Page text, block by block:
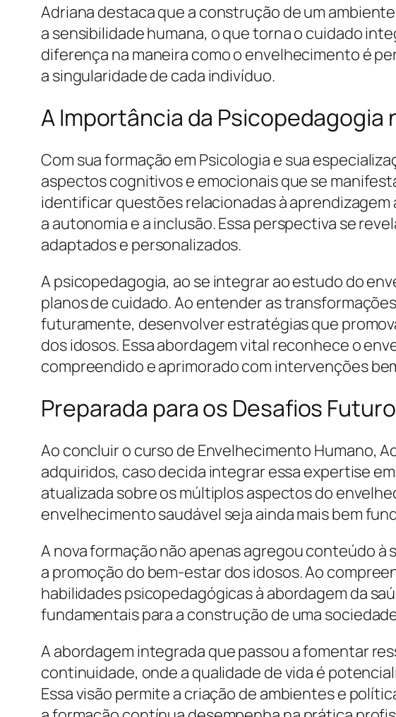
Adriana destaca que a construção de um
a sensibilidade humana, o que torna o cuidado
diferença na maneira como o envelhecimento é
a singularidade de cada indivíduo.
A Importância da
Com sua formação em Psicologia e sua
aspectos cognitivos e emocionais que se
identificar questões relacionadas à
a autonomia e a inclusão. Essa perspectiva se
adaptados e personalizados.
A psicopedagogia, ao se integrar ao estudo do
planos de cuidado. Ao entender as
futuramente, desenvolver estratégias que
dos idosos. Essa abordagem vital reconhece o
compreendido e aprimorado com intervenções
Preparada para os Desafios
Ao concluir o curso de Envelhecimento Humano,
adquiridos, caso decida integrar essa expertise
atualizada sobre os múltiplos aspectos do
envelhecimento saudável seja ainda mais bem
A nova formação não apenas agregou conteúdo
a promoção do bem-estar dos idosos. Ao
habilidades psicopedagógicas à abordagem da
fundamentais para a construção de uma
A abordagem integrada que passou a fomentar
continuidade, onde a qualidade de vida é
Essa visão permite a criação de ambientes e